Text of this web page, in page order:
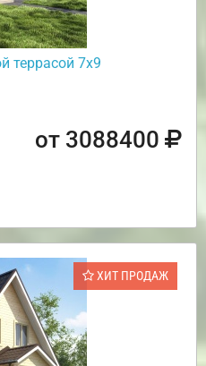
террасой 7х9
от 3088400
ХИТ ПРОДАЖ